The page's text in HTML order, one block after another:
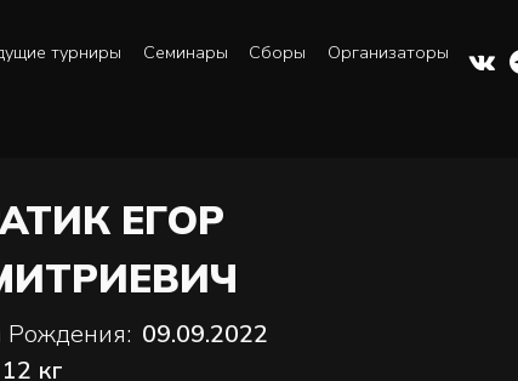
турниры Семинары Сборы Организаторы
ЕГОР
Рождения: 09.09.2022
12 кг